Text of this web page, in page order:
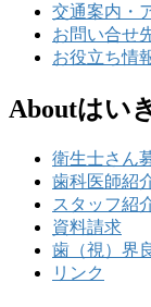
交通案内・
お問い合せ
お役立ち情
Aboutはい
衛生士さん
歯科医師紹
スタッフ紹
資料請求
歯（視）界
リンク